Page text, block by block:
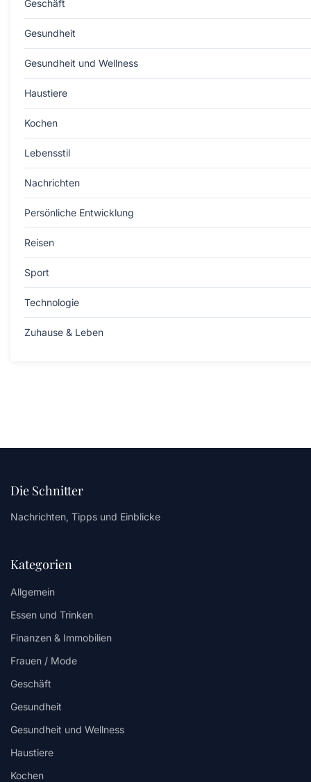
Geschäft
Gesundheit
Gesundheit und Wellness
Haustiere
Kochen
Lebensstil
Nachrichten
Persönliche Entwicklung
Reisen
Sport
Technologie
Zuhause & Leben
Die Schnitter
Nachrichten, Tipps und Einblicke
Kategorien
Allgemein
Essen und Trinken
Finanzen & Immobilien
Frauen / Mode
Geschäft
Gesundheit
Gesundheit und Wellness
Haustiere
Kochen